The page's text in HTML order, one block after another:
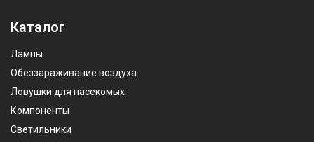
Каталог
Лампы
Обеззараживание воздуха
Ловушки для насекомых
Компоненты
Светильники